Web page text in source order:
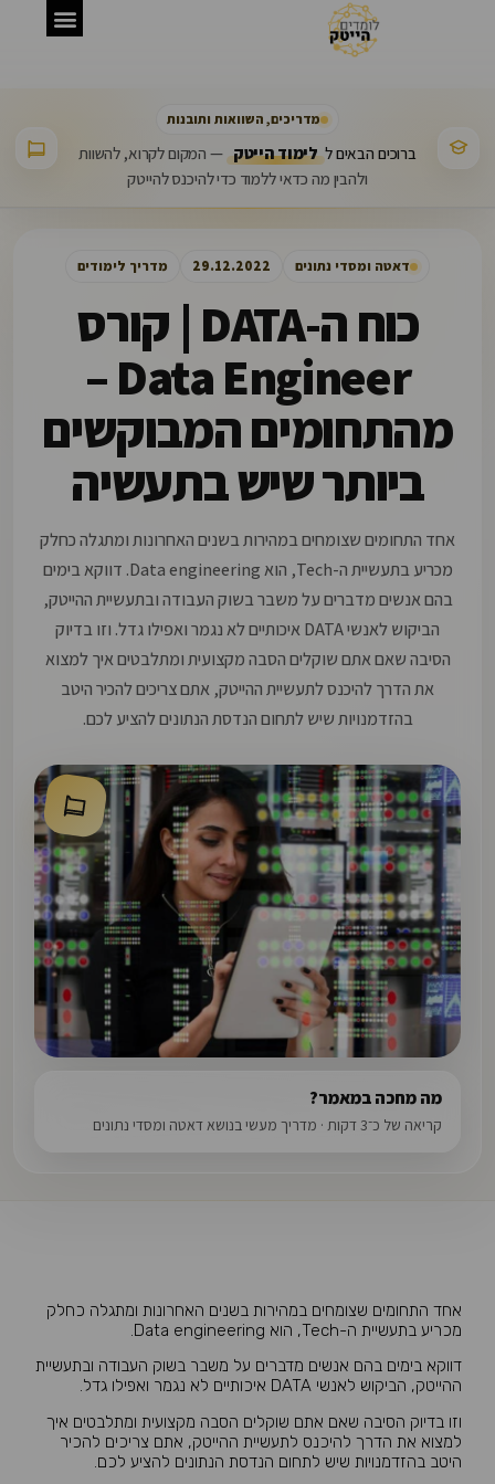
מדריכים, השוואות ותובנות
ברוכים הבאים ל לימוד הייטק — המקום לקרוא, להשוות
ולהבין מה כדאי ללמוד כדי להיכנס להייטק
דאטה ומסדי נתונים 29.12.2022 מדריך לימודים
כוח ה-DATA | קורס
Data Engineer –
מהתחומים המבוקשים
ביותר שיש בתעשיה
אחד התחומים שצומחים במהירות בשנים האחרונות ומתגלה כחלק
מכריע בתעשיית ה-Tech, הוא Data engineering. דווקא בימים
בהם אנשים מדברים על משבר בשוק העבודה ובתעשיית ההייטק,
הביקוש לאנשי DATA איכותיים לא נגמר ואפילו גדל. וזו בדיוק
הסיבה שאם אתם שוקלים הסבה מקצועית ומתלבטים איך למצוא
את הדרך להיכנס לתעשיית ההייטק, אתם צריכים להכיר היטב
בהזדמנויות שיש לתחום הנדסת הנתונים להציע לכם.
מה מחכה במאמר?
קריאה של כ־3 דקות · מדריך מעשי בנושא דאטה ומסדי נתונים
אחד התחומים שצומחים במהירות בשנים האחרונות ומתגלה כחלק
מכריע בתעשיית ה-Tech, הוא Data engineering.
דווקא בימים בהם אנשים מדברים על משבר בשוק העבודה ובתעשיית
ההייטק, הביקוש לאנשי DATA איכותיים לא נגמר ואפילו גדל.
וזו בדיוק הסיבה שאם אתם שוקלים הסבה מקצועית ומתלבטים איך
למצוא את הדרך להיכנס לתעשיית ההייטק, אתם צריכים להכיר
היטב בהזדמנויות שיש לתחום הנדסת הנתונים להציע לכם.